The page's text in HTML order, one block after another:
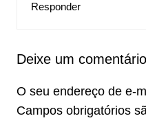
Responder
Deixe um comentário
O seu endereço de e-
Campos obrigatórios